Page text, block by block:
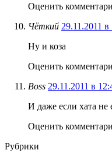
Оценить
Чёткий 29.11.2011
Ну и коза
Оценить
Boss 29.11.2011 в
И даже если хата не
Оценить
Рубрики